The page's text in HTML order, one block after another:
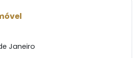
Janeiro